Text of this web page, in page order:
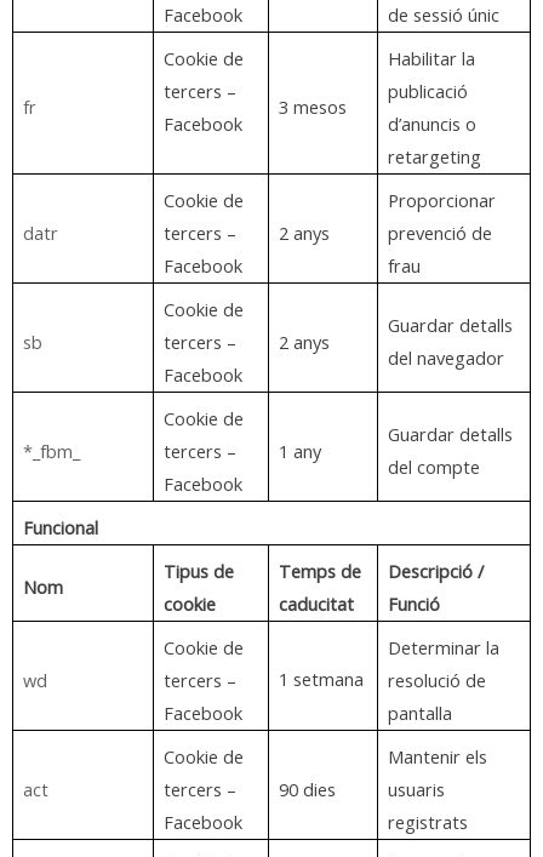
Facebook
de sessió únic
fr
Cookie de
tercers –
Facebook
3 mesos
Habilitar la
publicació
d’anuncis o
retargeting
datr
Cookie de
tercers –
Facebook
2 anys
Proporcionar
prevenció de
frau
sb
Cookie de
tercers –
Facebook
2 anys
Guardar detalls
del navegador
*_fbm_
Cookie de
tercers –
Facebook
1 any
Guardar detalls
del compte
Funcional
Nom
Tipus de
cookie
Temps de
caducitat
Descripció /
Funció
wd
Cookie de
tercers –
Facebook
1 setmana
Determinar la
resolució de
pantalla
act
Cookie de
tercers –
Facebook
90 dies
Mantenir els
usuaris
registrats